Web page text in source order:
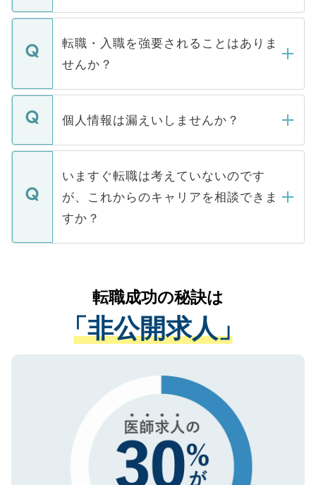
ます。通常、5営業日以内にはご連絡をせて
いただきますので、しばらくお待ちくださ
い。
マイナビDOCTORで取り扱っている求人の
うち約3割は、Webサイトからご覧いただ
けない「非公開求人」です。非公開求人は
下記の理由によって、一般には公開してい
ません。
■応募殺到を避けるため 人気のある医療機
関を公にしてしまうと、応募が殺到する場
に、医療機関が求める条件に合った人材の
みを人材紹介会社に依頼するケースが増え
ています。
転職・入職を強要されることはありま
せんか？
転職・入職を強要することは一切ありませ
ん。また、仮に応募先から内定をいただい
定を承諾する必要はありません。内定先へ
の辞退の連絡はキャリアパートナーが行い
ますので、ご安心ください。
個人情報は漏えいしませんか？
個人情報が漏えいすることはありませんの
で、ご安心ください。当サイトからの登録
などで収集したご登録者様の個人情報は、
ご本人のキャリアアップおよび転職活動の
支援を目的に使用いたします。お預かりし
ているすべての個人データはご本人の許可
は、個人情報の取り扱いについての厳密な
管理基準を満たした事業者のみに付与され
る、プライバシーマークを取得済みです。
ご登録いただいた個人情報は、SSL（デー
で、機密保持に関してもご安心ください。
いますぐ転職は考えていないのです
が、これからのキャリアを相談できま
すか？
かがいして、現在の医療機関の状況や紹介
経験をまじえながら、適切なアドバイスを
させていただきます。すぐにご転職をされ
ない方には、長期的なサポートが可能です
ので、まずはご登録ください。
転職成功の秘訣は
「非公開求人」